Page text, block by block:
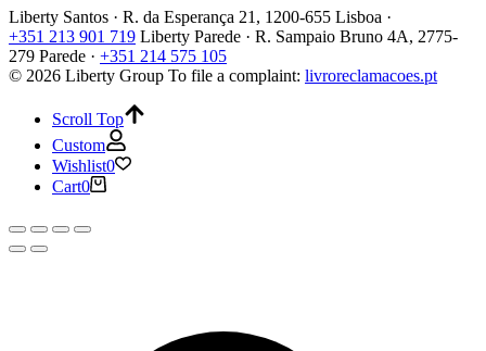
Liberty Santos · R. da Esperança 21, 1200-655 Lisboa ·
+351 213 901 719 Liberty Parede · R. Sampaio Bruno 4A, 2775-
279 Parede · +351 214 575 105
© 2026 Liberty Group To file a complaint: livroreclamacoes.pt
Scroll Top
Custom
Wishlist0
Cart0